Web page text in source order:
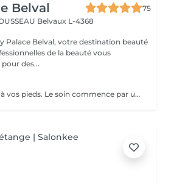
Belval
75
Belvaux L-4368
Palace Belval, votre destination beauté
de la beauté vous
des...
Donnez de la douceur à vos pieds. Le soin commence par un gommage de la demi-jambe et des pieds, puis avec un grand pinceau la spécialiste de beauté applique la paraffine chaude sur chaque pieds, ce masque va poser environ 15 min, puis vient le moment de la détente: le modelage des pieds, relaxation suprême. Résultat des pieds doux comme une peau de bébé.